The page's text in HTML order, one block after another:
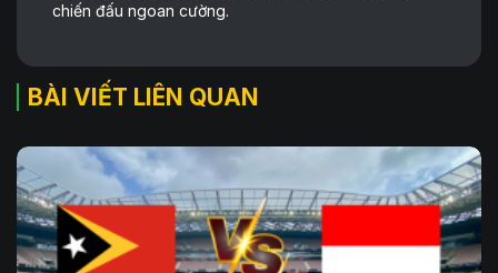
chiến đấu ngoan cường.
BÀI VIẾT LIÊN QUAN